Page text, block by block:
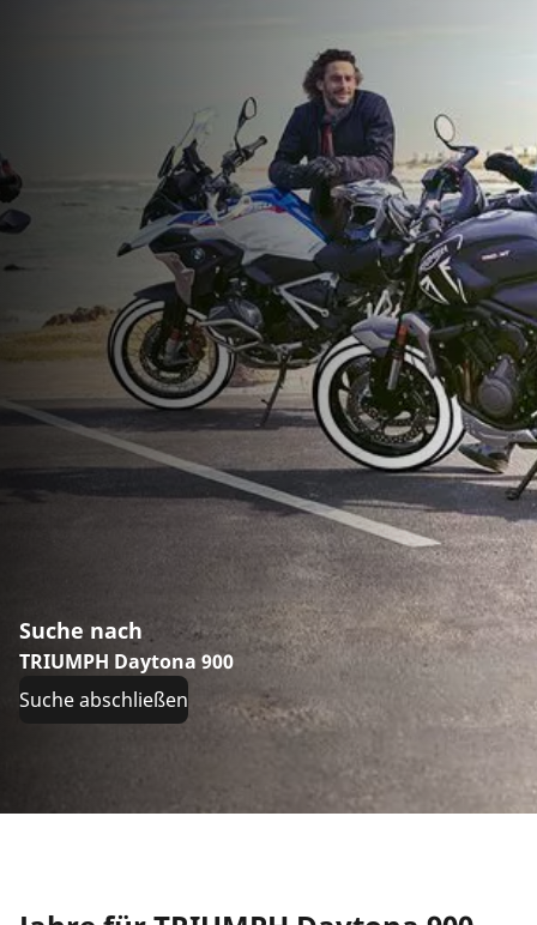
Suche nach
TRIUMPH Daytona 900
Suche abschließen